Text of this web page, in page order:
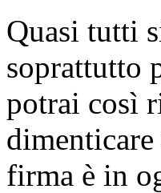
Quasi tutti
soprattutto
potrai così
firma è in